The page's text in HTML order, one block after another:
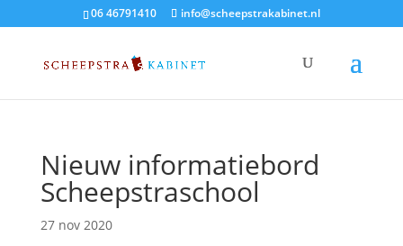
06 46791410 info@scheepstrakabinet.nl
Nieuw informatiebord
Scheepstraschool
27 nov 2020